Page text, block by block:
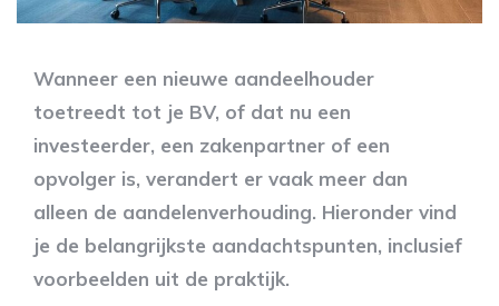
Wanneer een nieuwe aandeelhouder
toetreedt tot je BV, of dat nu een
investeerder, een zakenpartner of een
opvolger is, verandert er vaak meer dan
alleen de aandelenverhouding. Hieronder vind
je de belangrijkste aandachtspunten, inclusief
voorbeelden uit de praktijk.